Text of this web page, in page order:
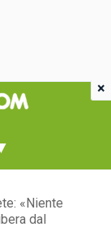
«Niente
dal
×